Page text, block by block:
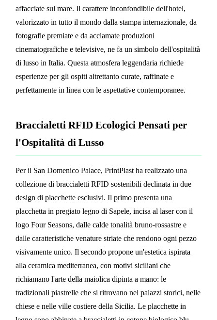
affacciate sul mare. Il carattere inconfondibile dell'hotel,
valorizzato in tutto il mondo dalla stampa internazionale, da
fotografie premiate e da acclamate produzioni
cinematografiche e televisive, ne fa un simbolo dell'ospitalità
di lusso in Italia. Questa atmosfera leggendaria richiede
esperienze per gli ospiti altrettanto curate, raffinate e
perfettamente in linea con le aspettative contemporanee.
Braccialetti RFID Ecologici Pensati per
l'Ospitalità di Lusso
Per il San Domenico Palace, PrintPlast ha realizzato una
collezione di braccialetti RFID sostenibili declinata in due
design di placchette esclusivi. Il primo presenta una
placchetta in pregiato legno di Sapele, incisa al laser con il
logo Four Seasons, dalle calde tonalità bruno-rossastre e
dalle caratteristiche venature striate che rendono ogni pezzo
visivamente unico. Il secondo propone un'estetica ispirata
alla ceramica mediterranea, con motivi siciliani che
richiamano l'arte della maiolica dipinta a mano: le
tradizionali piastrelle che si ritrovano nei palazzi storici, nelle
chiese e nelle ville costiere della Sicilia. Le placchette in